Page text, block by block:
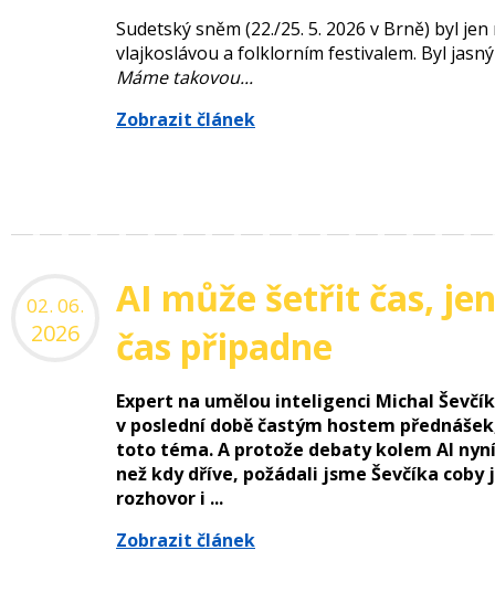
Sudetský sněm (22./25. 5. 2026 v Brně) byl
vlajkoslávou a folklorním festivalem. Byl
Máme takovou...
Zobrazit článek
02. 06.
2026
AI může šetřit čas,
čas připadne
Expert na umělou inteligenci Michal
v poslední době častým hostem
toto téma. A protože debaty kolem AI
než kdy dříve, požádali jsme Ševčíka
rozhovor i ...
Zobrazit článek